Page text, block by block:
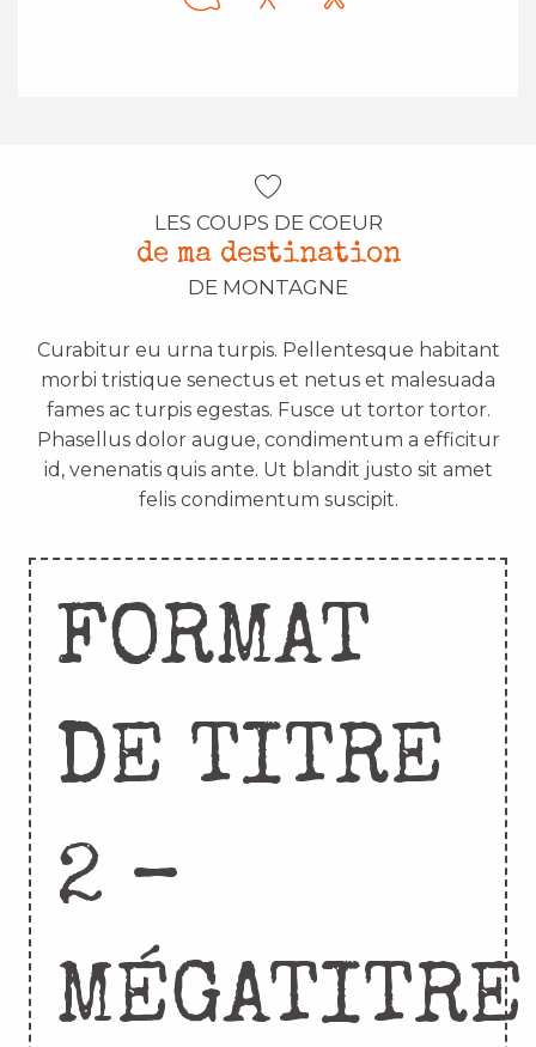
LES COUPS DE COEUR
de ma destination
DE MONTAGNE
Curabitur eu urna turpis. Pellentesque habitant
morbi tristique senectus et netus et malesuada
fames ac turpis egestas. Fusce ut tortor tortor.
Phasellus dolor augue, condimentum a efficitur
id, venenatis quis ante. Ut blandit justo sit amet
felis condimentum suscipit.
FORMAT
DE TITRE
2 –
MÉGATITRE